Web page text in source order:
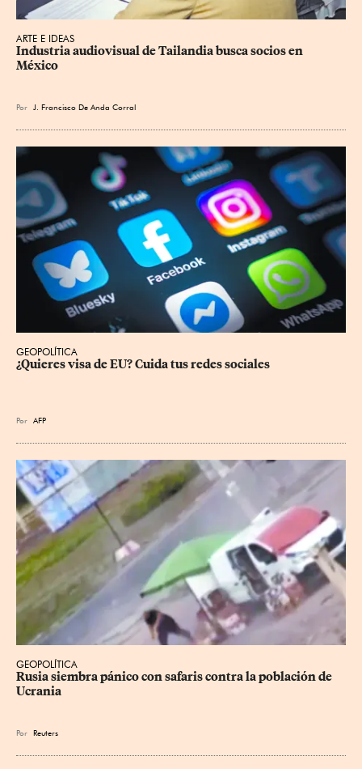
ARTE E IDEAS
Industria audiovisual de Tailandia busca socios en
México
Por J. Francisco De Anda Corral
GEOPOLÍTICA
¿Quieres visa de EU? Cuida tus redes sociales
Por AFP
GEOPOLÍTICA
Rusia siembra pánico con safaris contra la población de
Ucrania
Por Reuters